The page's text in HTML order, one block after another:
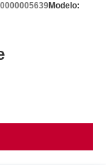
Modelo: